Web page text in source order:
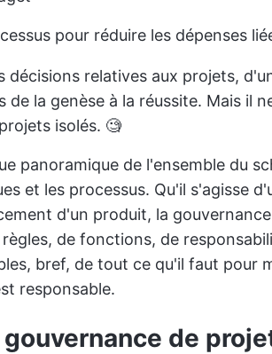
pour réduire les dépenses
décisions relatives aux projets,
la genèse à la réussite. Mais il
isolés. 🧐
panoramique de l'ensemble du
et les processus. Qu'il s'agisse
d'un produit, la
de fonctions, de
bref, de tout ce qu'il faut pour
responsable.
de